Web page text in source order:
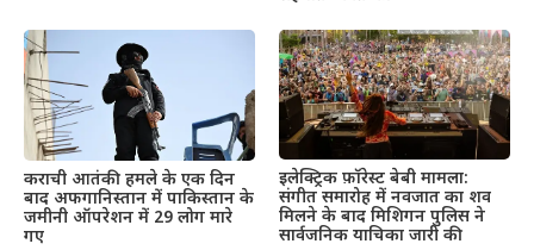
कराची आतंकी हमले के एक दिन
बाद अफगानिस्तान में पाकिस्तान के
जमीनी ऑपरेशन में 29 लोग मारे
गए
इलेक्ट्रिक फ़ॉरेस्ट बेबी मामला:
संगीत समारोह में नवजात का शव
मिलने के बाद मिशिगन पुलिस ने
सार्वजनिक याचिका जारी की